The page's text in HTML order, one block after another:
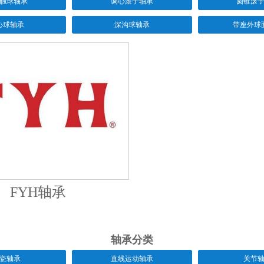
球轴承 深沟球轴承 带座外球
FYH轴承
轴承分类
轴承 直线运动轴承 关节